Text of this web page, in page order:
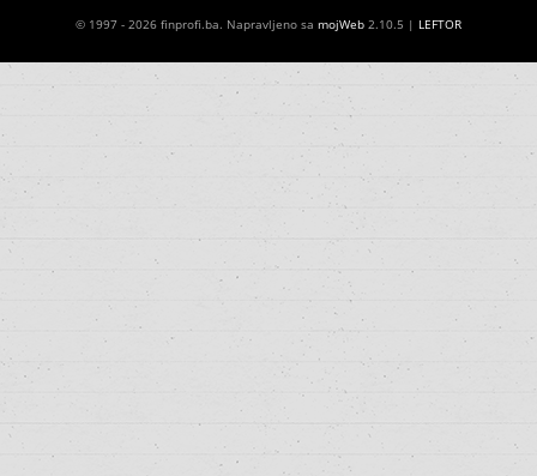
© 1997 - 2026 finprofi.ba. Napravljeno sa mojWeb 2.10.5 | LEFTOR